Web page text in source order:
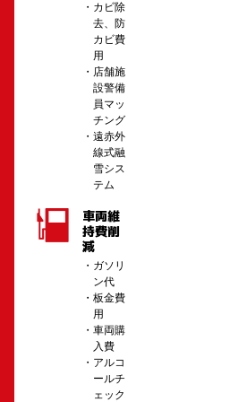
カビ除
去、防
カビ費
用
店舗施
設警備
員マッ
チング
遠赤外
線式融
雪シス
テム
車両維
持費削
減
ガソリ
ン代
板金費
用
車両購
入費
アルコ
ールチ
ェック